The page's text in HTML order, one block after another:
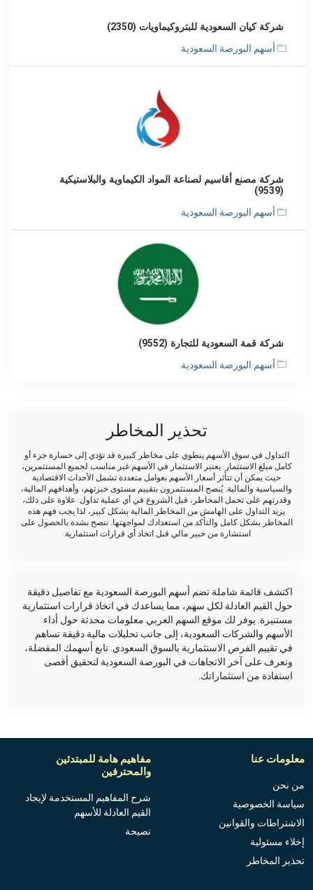
شركة كيان السعودية للبتروكيماويات (2350)
أسهم البورصة السعودية
شركة مصنع أقاسيم لصناعة المواد الكيماوية والبلاستيكية
(9539)
أسهم البورصة السعودية
شركة قمة السعودية للتجارة (9552)
أسهم البورصة السعودية
تحذير المخاطر
التداول في سوق الأسهم ينطوي على مخاطر كبيرة قد تؤدي إلى خسارة جزء أو
كامل مبلغ الاستثمار. يعتبر الاستثمار في الأسهم غير مناسب لجميع المستثمرين،
حيث يمكن أن تتأثر أسعار الأسهم بعوامل متعددة تشمل الأحداث الاقتصادية
والسياسية والمالية. يُنصح المستثمرون بتقييم مستوى خبرتهم، وأهدافهم المالية،
وقدرتهم على تحمل المخاطر، قبل الشروع في أي عملية تداول. علاوة على ذلك،
يزيد التداول على الهامش من المخاطر المالية بشكل كبير، لذا يجب فهم هذه
المخاطر بشكل كامل والتأكد من استعدادك لمواجهتها. ننصح بشدة بالحصول على
استشارة من خبير مالي قبل اتخاذ أي قرارات استثمارية.
اكتشف قائمة شاملة تضم أسهم البورصة السعودية مع تفاصيل دقيقة
حول القيم العادلة لكل سهم، مما يساعدك في اتخاذ قرارات استثمارية
مستنيرة. يوفر لك موقع السهم العربي معلومات محدثة حول أداء
الأسهم والشركات السعودية، إلى جانب تحليلات مالية دقيقة تساهم
في تقييم الفرص الاستثمارية بالسوق السعودي. تابع أسهمك المفضلة،
وتعرف على آخر الاتجاهات في البورصة السعودية لتحقيق أقصى
استفادة من استثماراتك.
معلومات عنا
من نحن
سياسة الخصوصية
الاشتراطات والقوانين
إخلاء مسئولية
تحذير المخاطر
مفاهيم هامة للمبتدئين
والمحترفين
شرح المفاهيم المستخدمة لإيجاد
القيم العادلة للأسهم
نصيحة